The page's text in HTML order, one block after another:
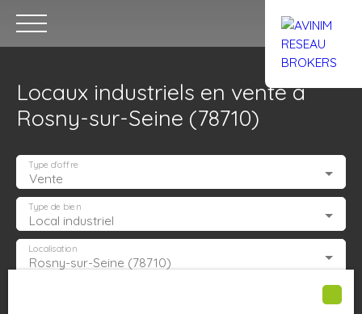
Accueil Acheter Trouver un
Estimation
Locaux industriels en vente à
Rosny-sur-Seine (78710)
Vente
Type d'offre
Local industriel
Type de bien
Rosny-sur-Seine (78710)
Localisation